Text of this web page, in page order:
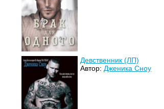
Девственник (ЛП)
Автор: Дженика Сноу